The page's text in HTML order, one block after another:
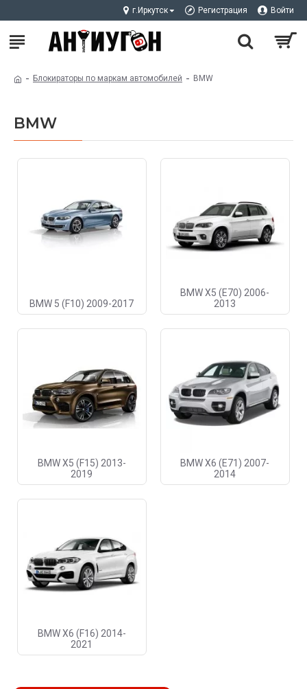
г.Иркутск Регистрация Войти
Блокираторы по маркам автомобилей BMW
BMW
BMW 5 (F10) 2009-2017
BMW X5 (E70) 2006-
2013
BMW X5 (F15) 2013-
2019
BMW X6 (E71) 2007-
2014
BMW X6 (F16) 2014-
2021